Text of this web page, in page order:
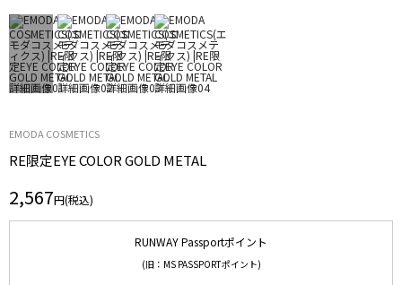
EMODA COSMETICS
RE限定EYE COLOR GOLD METAL
2,567円(税込)
RUNWAY Passportポイント
(旧：MS PASSPORTポイント)